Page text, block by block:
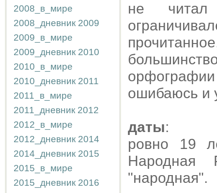
2008_в_мире
2008_дневник 2009
2009_в_мире
2009_дневник 2010
2010_в_мире
2010_дневник 2011
2011_в_мире
2011_дневник 2012
2012_в_мире
2012_дневник 2014
2014_дневник 2015
2015_в_мире
2015_дневник 2016
не читал
ошибаюсь и
даты:
ровно 19
Народная
"народная".